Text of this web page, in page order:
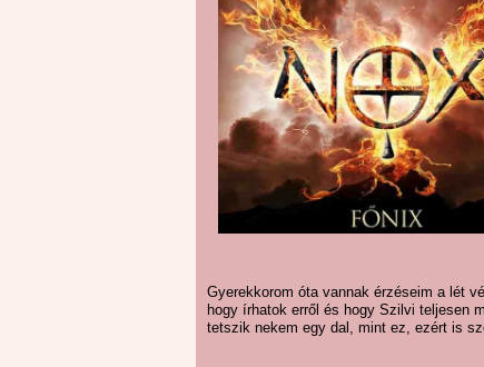
Gyerekkorom óta vannak érzéseim a lét
hogy írhatok erről és hogy Szilvi teljesen
tetszik nekem egy dal, mint ez, ezért is